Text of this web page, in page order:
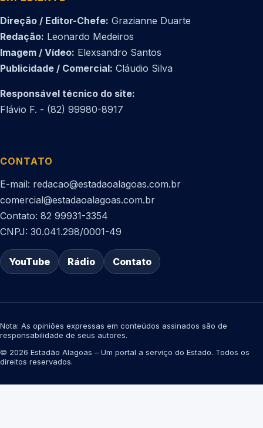
Direção / Editor-Chefe: Grazianne Duarte
Redação: Leonardo Medeiros
Imagem / Vídeo: Elexsandro Santos
Publicidade / Comercial: Cláudio Silva
Responsável técnico do site:
Flávio F. - (82) 99980-8917
CONTATO
E-mail: redacao@estadaoalagoas.com.br
comercial@estadaoalagoas.com.br
Contato: 82 99931-3354
CNPJ: 30.041.298/0001-49
YouTube Rádio Contato
Nota: As opiniões expressas em conteúdos assinados são de
responsabilidade de seus autores.
© 2026 Estadão Alagoas – Um portal a serviço do Estado. Todos os
direitos reservados.